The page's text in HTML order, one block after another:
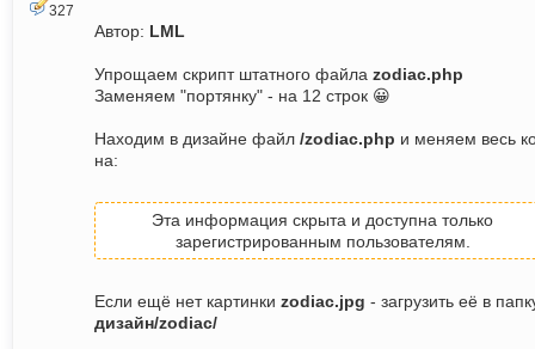
327
Автор: LML
Упрощаем скрипт штатного файла zodiac.php
Заменяем "портянку" - на 12 строк 😀
Находим в дизайне файл /zodiac.php и меняем весь
на:
Эта информация скрыта и доступна только
зарегистрированным пользователям.
Если ещё нет картинки zodiac.jpg - загрузить её в
дизайн/zodiac/